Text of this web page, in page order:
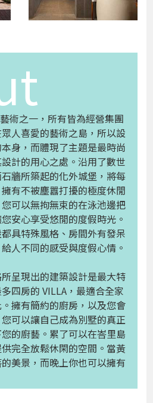
術之一，所有皆為經營集團
人喜愛的藝術之島，所以設
身，而體現了主題是最時尚
計的用心之處。沿用了數世
牆所築起的化外城堡，將每
有不被塵囂打擾的極度休閒
可以無拘無束的在泳池邊把
安心享受悠閒的度假時光。
具特殊風格、房間外有發呆
人不同的感受與度假心情。
呈現出的建築設計是最大特
四房的 VILLA，最適合全家
擁有簡約的廚房，以及您會
可以讓自己成為別墅的真正
的廚藝。累了可以在峇里島
完全放鬆休閑的空間。當黃
美景，而晚上你也可以擁有